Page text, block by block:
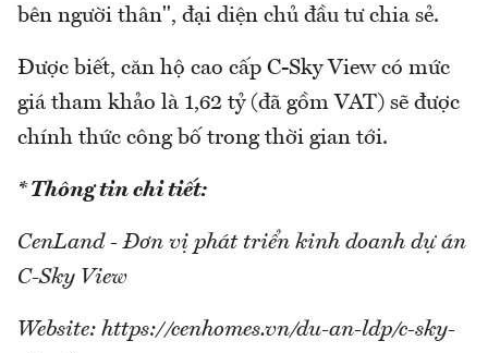
bên người thân", đại diện chủ đầu tư chia sẻ.
Được biết, căn hộ cao cấp C-Sky View có mức
giá tham khảo là 1,62 tỷ (đã gồm VAT) sẽ được
chính thức công bố trong thời gian tới.
* Thông tin chi tiết:
CenLand - Đơn vị phát triển kinh doanh dự án
C-Sky View
Website: https://cenhomes.vn/du-an-ldp/c-sky-